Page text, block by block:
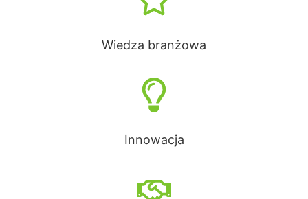
Wiedza branżowa
Innowacja